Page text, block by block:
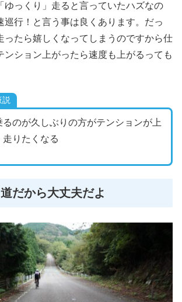
ゆっくり」走ると言っていたハズなの
巡行！と言う事は良くあります。だっ
ったら嬉しくなってしまうのですから仕
ンション上がったら速度も上がるっても
るのが久しぶりの方がテンションが上
走りたくなる
だから大丈夫だよ